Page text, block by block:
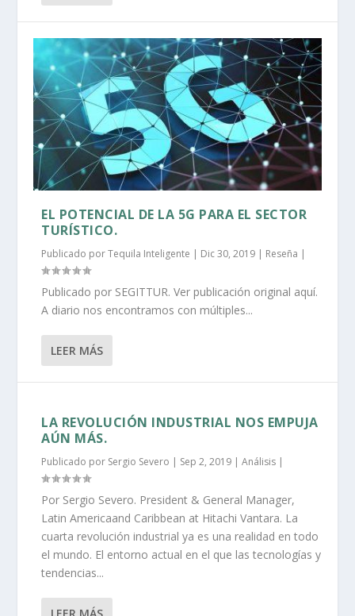
EL POTENCIAL DE LA 5G PARA EL SECTOR
TURÍSTICO.
Publicado porTequila Inteligente | Dic 30, 2019 | Reseña |
Publicado por SEGITTUR. Ver publicación original aquí.
A diario nos encontramos con múltiples...
LEER MÁS
LA REVOLUCIÓN INDUSTRIAL NOS EMPUJA
AÚN MÁS.
Publicado por Sergio Severo | Sep 2, 2019 |Análisis |
Por Sergio Severo. President & General Manager,
Latin Americaand Caribbean at Hitachi Vantara. La
cuarta revolución industrial ya es una realidad en todo
el mundo. El entorno actual en el que las tecnologías y
tendencias...